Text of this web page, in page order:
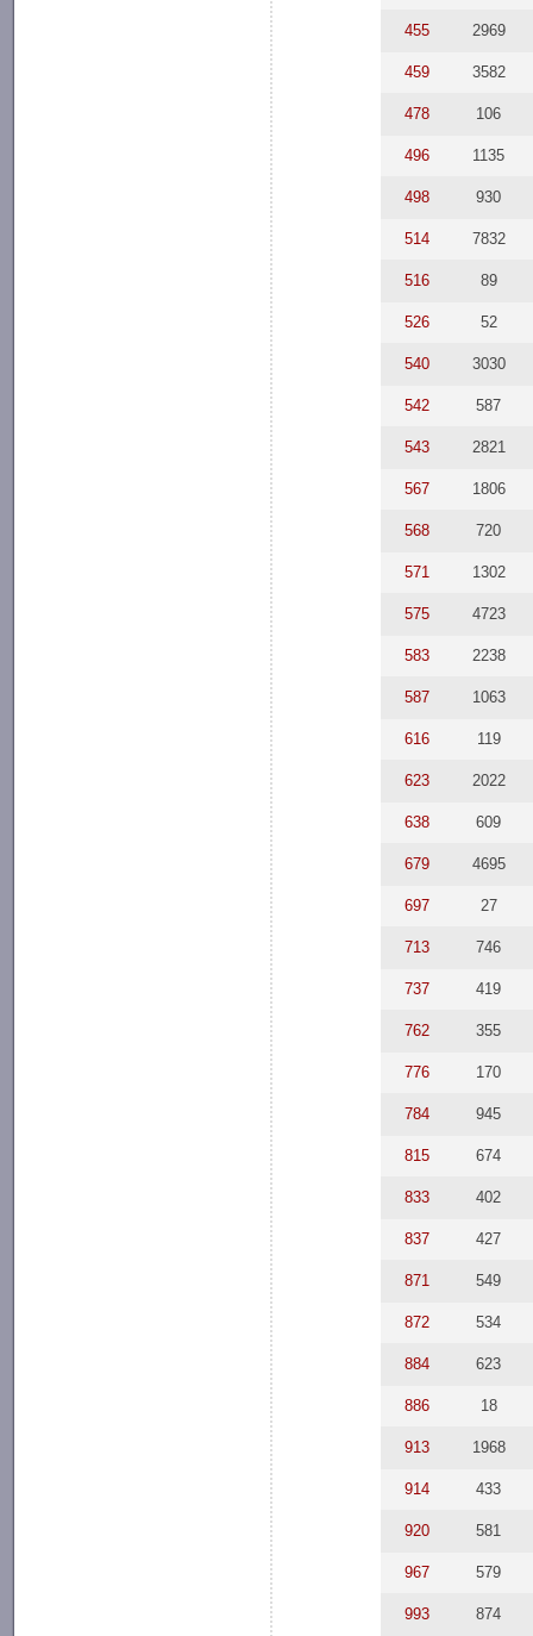
455 2969
459 3582
478 106
496 1135
498 930
514 7832
516 89
526 52
540 3030
542 587
543 2821
567 1806
568 720
571 1302
575 4723
583 2238
587 1063
616 119
623 2022
638 609
679 4695
697 27
713 746
737 419
762 355
776 170
784 945
815 674
833 402
837 427
871 549
872 534
884 623
886 18
913 1968
914 433
920 581
967 579
993 874